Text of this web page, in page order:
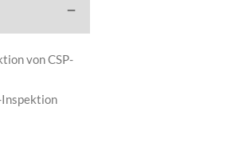
von CSP-
Inspektion